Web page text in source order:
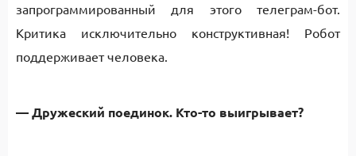
запрограммированный для этого телеграм-бот.
Критика исключительно конструктивная! Робот
поддерживает человека.
— Дружеский поединок. Кто-то выигрывает?